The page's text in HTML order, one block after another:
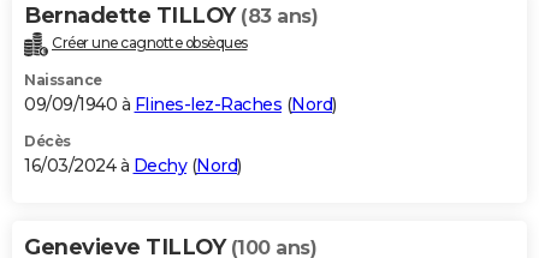
Bernadette TILLOY (83 ans)
Créer une cagnotte obsèques
Naissance
09/09/1940 à Flines-lez-Raches (Nord)
Décès
16/03/2024 à Dechy(Nord)
Genevieve TILLOY (100 ans)